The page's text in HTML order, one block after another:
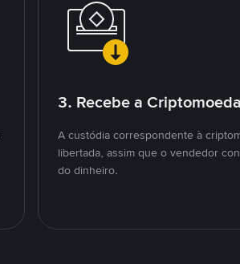
3. Recebe a Criptomoeda
A custódia correspondente à
libertada, assim que o vendedor
do dinheiro.